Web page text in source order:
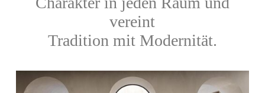
vereint
Tradition mit Modernität.